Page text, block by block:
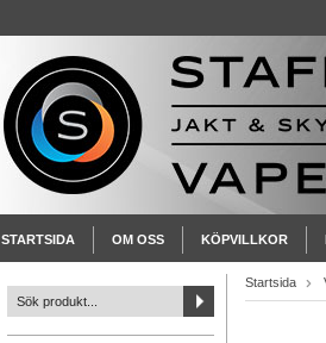
STARTSIDA OM OSS KÖPVILLKOR
Startsida